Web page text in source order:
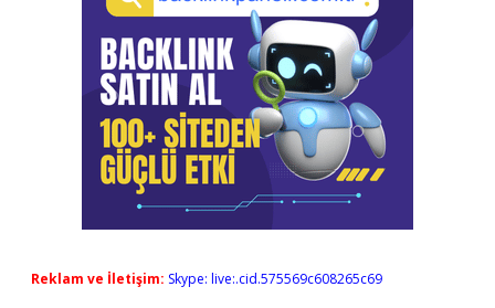
Reklam ve İletişim: Skype: live:.cid.575569c608265c69